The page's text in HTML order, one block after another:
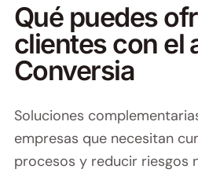
Qué puedes
clientes con el
Conversia
Soluciones
empresas que necesitan
procesos y reducir riesgos